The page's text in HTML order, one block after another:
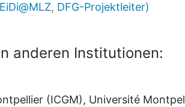
DFG-Projektleiter)
anderen Institutionen:
(ICGM), Université